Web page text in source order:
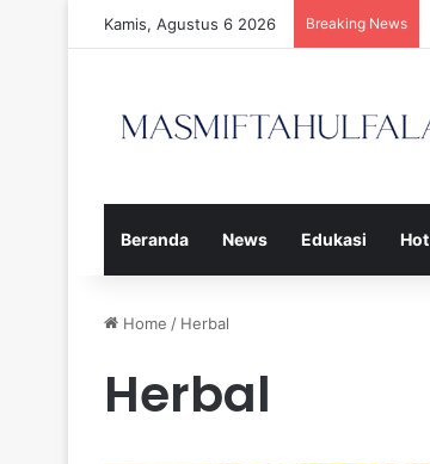
Kamis, Agustus 6 2026 Breaking News
Beranda News Edukasi Hot
Home / Herbal
Herbal